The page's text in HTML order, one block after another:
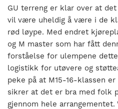
GU terreng er klar over at
vil være uheldig å være i de
rød løype. Med endret
og M master som har fått
forståelse for ulempene dette
logistikk for utøvere og
peke på at M15-16-klassen
sikrer at det er bra med folk
gjennom hele arrangementet.